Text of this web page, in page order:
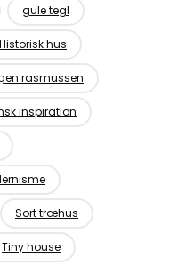
gule tegl
Historisk hus
rasmussen
inspiration
Sort træhus
Tiny house